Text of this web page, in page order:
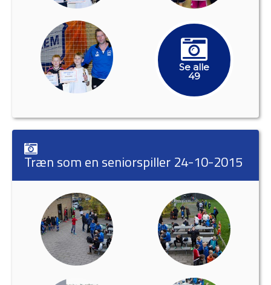
Se alle
49
Træn som en seniorspiller 24-10-2015